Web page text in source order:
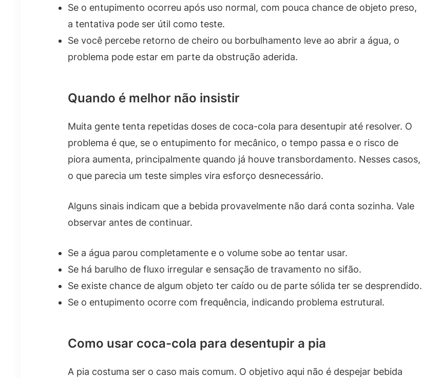
Se o entupimento ocorreu após uso normal, com pouca chance de objeto preso,
a tentativa pode ser útil como teste.
Se você percebe retorno de cheiro ou borbulhamento leve ao abrir a água, o
problema pode estar em parte da obstrução aderida.
Quando é melhor não insistir
Muita gente tenta repetidas doses de coca-cola para desentupir até resolver. O
problema é que, se o entupimento for mecânico, o tempo passa e o risco de
piora aumenta, principalmente quando já houve transbordamento. Nesses casos,
o que parecia um teste simples vira esforço desnecessário.
Alguns sinais indicam que a bebida provavelmente não dará conta sozinha. Vale
observar antes de continuar.
Se a água parou completamente e o volume sobe ao tentar usar.
Se há barulho de fluxo irregular e sensação de travamento no sifão.
Se existe chance de algum objeto ter caído ou de parte sólida ter se desprendido.
Se o entupimento ocorre com frequência, indicando problema estrutural.
Como usar coca-cola para desentupir a pia
A pia costuma ser o caso mais comum. O objetivo aqui não é despejar bebida